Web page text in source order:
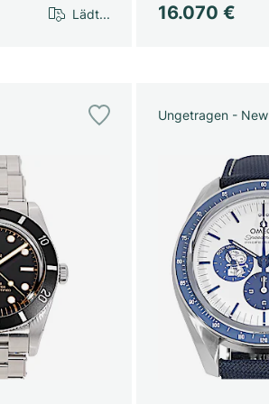
Lädt... 16.070 €
Ungetragen - New